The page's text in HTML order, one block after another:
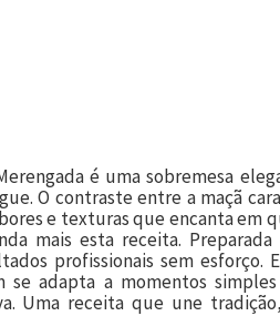
é uma sobremesa
O contraste entre a maçã
e texturas que encanta em
mais esta receita.
profissionais sem esforço.
se adapta a momentos
Uma receita que une